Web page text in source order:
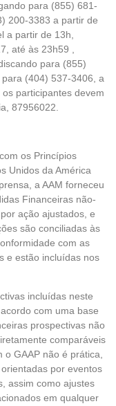
para (855) 681-
200-3383 a partir de
a partir de 13h,
até às 23h59 ,
para (855)
(404) 537-3406, a
participantes devem
87956022.
os Princípios
Unidos da América
a AAM forneceu
Financeiras não-
ação ajustados, e
são conciliadas às
com as
e estão incluídas nos
incluídas neste
com uma base
prospectivas não
comparáveis
GAAP não é prática,
por eventos
assim como ajustes
em qualquer